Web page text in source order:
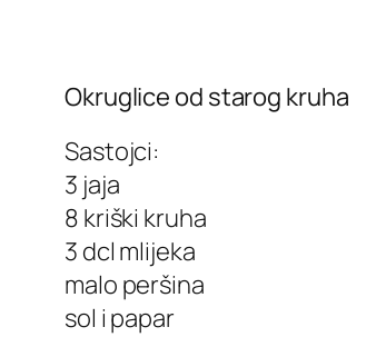
Okruglice od starog kruha
Sastojci:
3 jaja
8 kriški kruha
3 dcl mlijeka
malo peršina
sol i papar